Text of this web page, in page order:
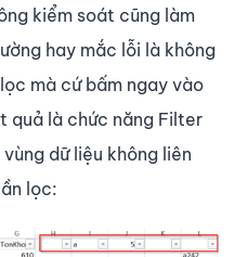
kiểm soát cũng làm
hay mắc lỗi là không
mà cứ bấm ngay vào
quả là chức năng Filter
dữ liệu không liên
lọc: